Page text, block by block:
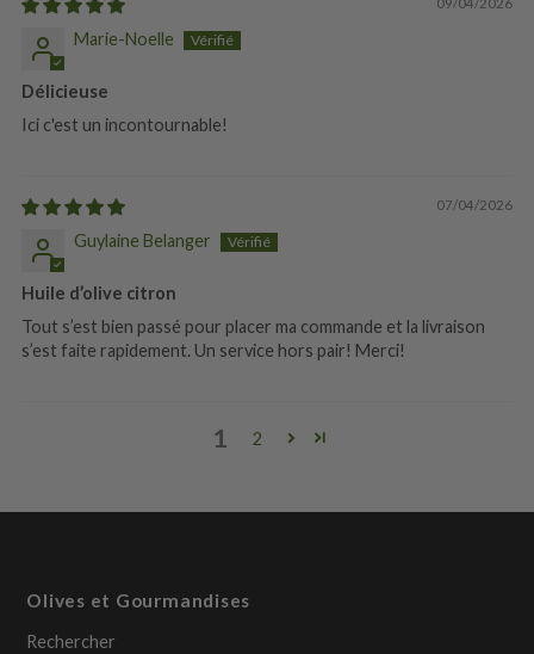
09/04/2026
Marie-Noelle
Délicieuse
Ici c'est un incontournable!
07/04/2026
Guylaine Belanger
Huile d’olive citron
Tout s’est bien passé pour placer ma commande et la livraison
s’est faite rapidement. Un service hors pair! Merci!
1 2
Olives et Gourmandises
Rechercher